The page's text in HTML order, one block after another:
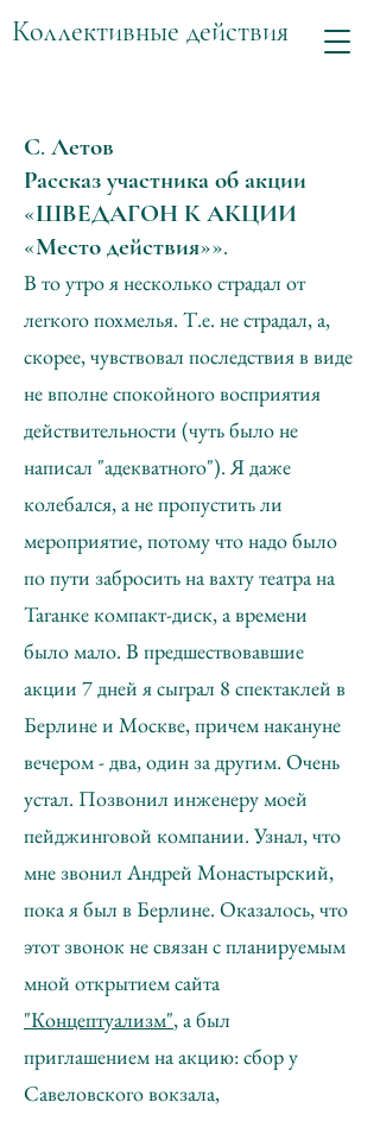
Коллективные действия
С. Летов
Рассказ участника об акции
«ШВЕДАГОН К АКЦИИ
«Место действия»».
В то утро я несколько страдал от
легкого похмелья. Т.е. не страдал, а,
скорее, чувствовал последствия в виде
не вполне спокойного восприятия
действительности (чуть было не
написал "адекватного"). Я даже
колебался, а не пропустить ли
мероприятие, потому что надо было
по пути забросить на вахту театра на
Таганке компакт-диск, а времени
было мало. В предшествовавшие
акции 7 дней я сыграл 8 спектаклей в
Берлине и Москве, причем накануне
вечером - два, один за другим. Очень
устал. Позвонил инженеру моей
пейджинговой компании. Узнал, что
мне звонил Андрей Монастырский,
пока я был в Берлине. Оказалось, что
этот звонок не связан с планируемым
мной открытием сайта
"Концептуализм", а был
приглашением на акцию: сбор у
Савеловского вокзала,